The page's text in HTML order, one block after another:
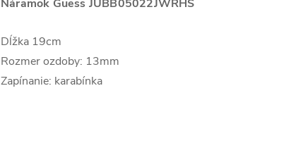
Náramok Guess JUBB05022JWRHS
Dĺžka 19cm
Rozmer ozdoby: 13mm
Zapínanie: karabínka